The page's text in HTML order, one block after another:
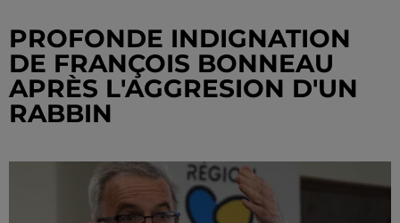
PROFONDE INDIGNATION
DE FRANÇOIS BONNEAU
APRÈS L'AGGRESION D'UN
RABBIN